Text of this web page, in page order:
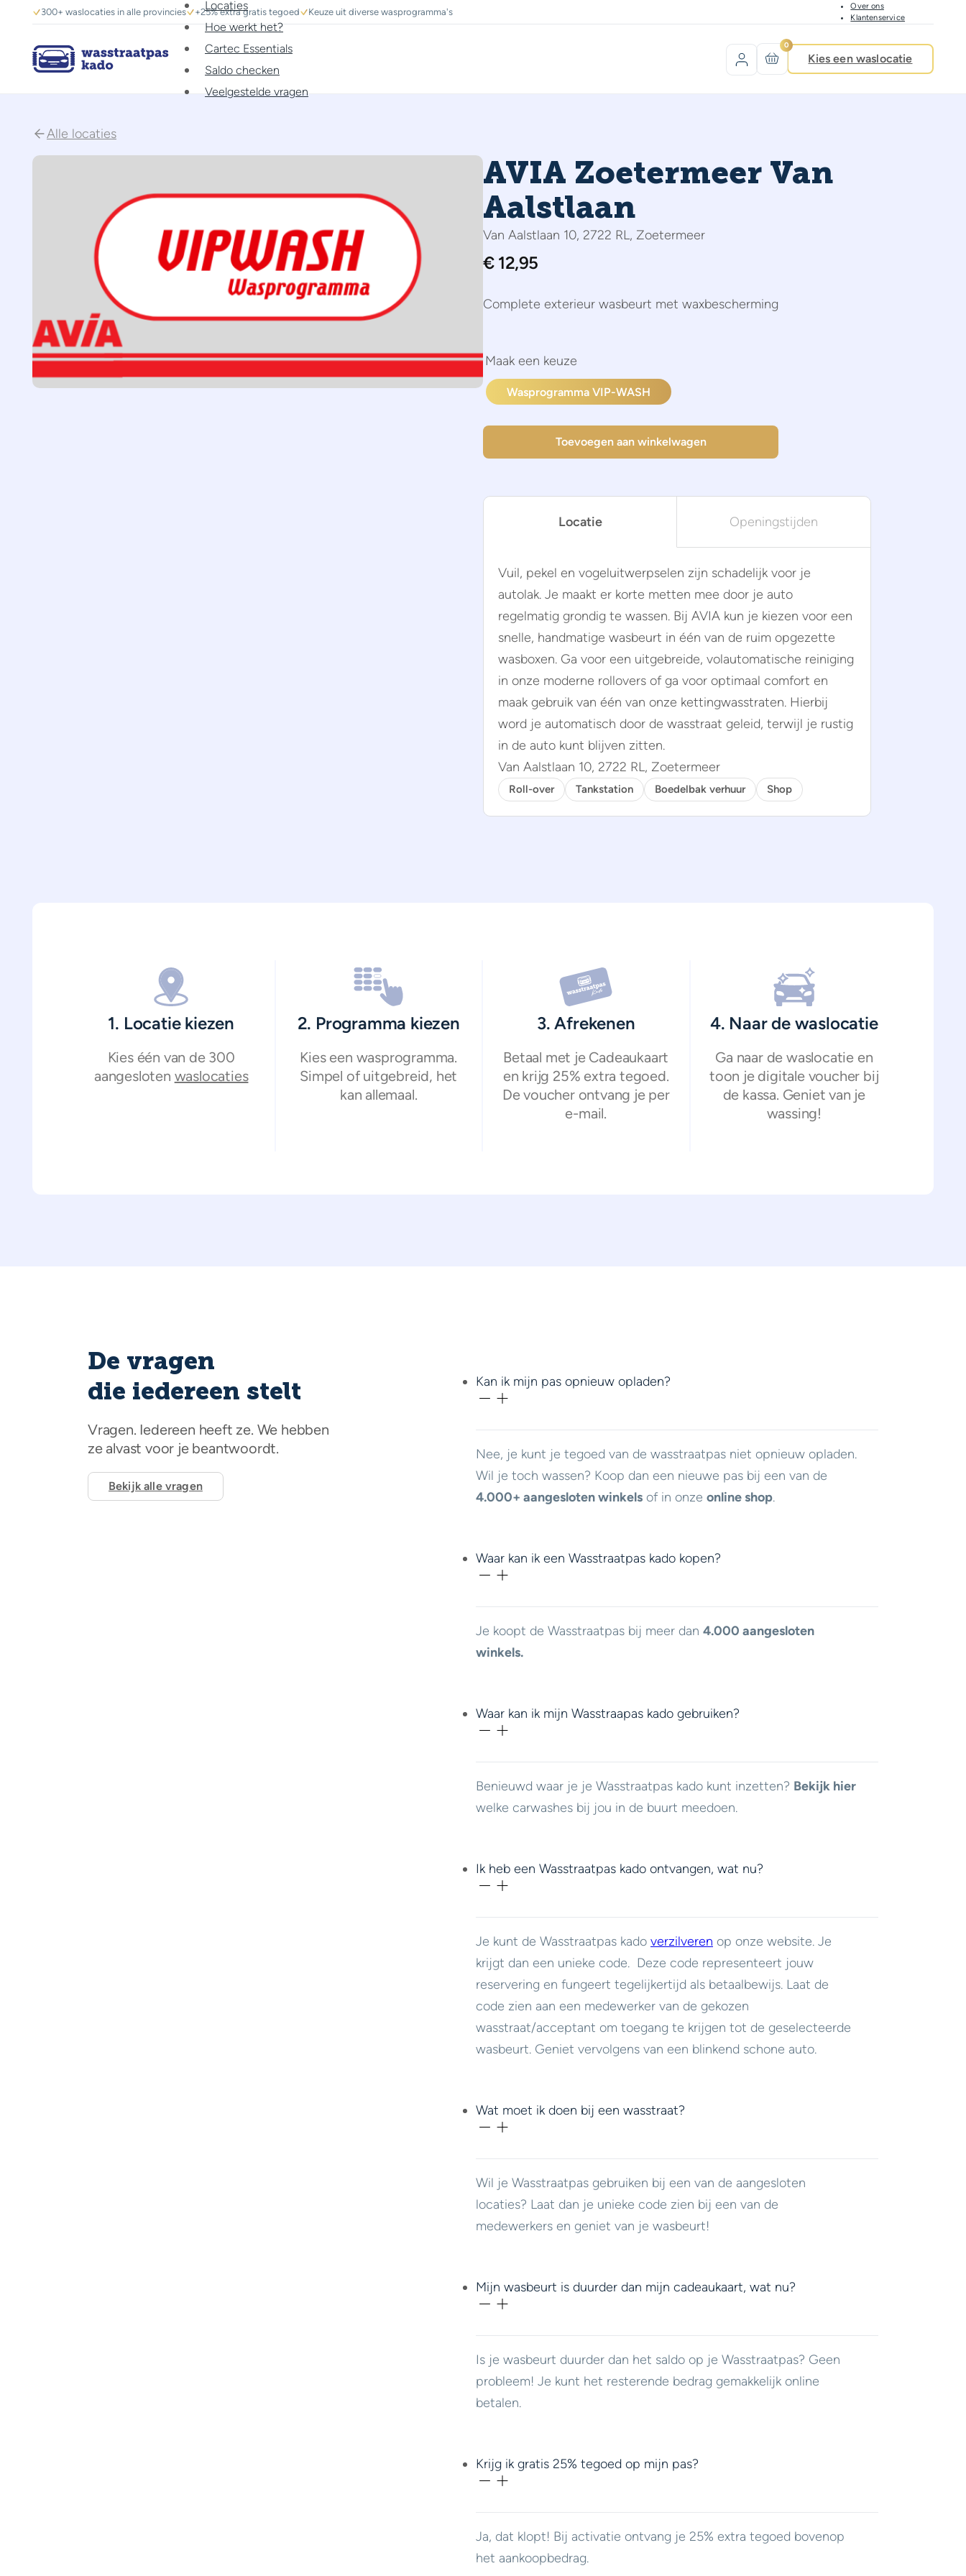
300+ waslocaties in alle provincies +25% extra gratis tegoed Keuze uit diverse wasprogramma's
Over ons
Klantenservice
Locaties
Hoe werkt het?
Cartec Essentials
Saldo checken
Veelgestelde vragen
0
Kies een waslocatie
Alle locaties
AVIA Zoetermeer Van
Aalstlaan
Van Aalstlaan 10, 2722 RL, Zoetermeer
Complete exterieur wasbeurt met waxbescherming
€12,95
Wasprogramma VIP-WASH
Toevoegen aan winkelwagen
Locatie Openingstijden
Vuil, pekel en vogeluitwerpselen zijn schadelijk voor je
autolak. Je maakt er korte metten mee door je auto
regelmatig grondig te wassen. Bij AVIA kun je kiezen voor een
snelle, handmatige wasbeurt in één van de ruim opgezette
wasboxen. Ga voor een uitgebreide, volautomatische reiniging
in onze moderne rollovers of ga voor optimaal comfort en
maak gebruik van één van onze kettingwasstraten. Hierbij
word je automatisch door de wasstraat geleid, terwijl je rustig
in de auto kunt blijven zitten.
Van Aalstlaan 10, 2722 RL, Zoetermeer
Roll-over Tankstation Boedelbak verhuur Shop
1. Locatie kiezen
Kies één van de 300
aangesloten waslocaties
2. Programma kiezen
Kies een wasprogramma.
Simpel of uitgebreid, het
kan allemaal.
3. Afrekenen
Betaal met je Cadeaukaart
en krijg 25% extra tegoed.
De voucher ontvang je per
e-mail.
4. Naar de waslocatie
Ga naar de waslocatie en
toon je digitale voucher bij
de kassa. Geniet van je
wassing!
De vragen
die iedereen stelt
Vragen. Iedereen heeft ze. We hebben
ze alvast voor je beantwoordt.
Bekijk alle vragen
Kan ik mijn pas opnieuw opladen?
Nee, je kunt je tegoed van de wasstraatpas niet opnieuw opladen.
Wil je toch wassen? Koop dan een nieuwe pas bij een van de
4.000+ aangesloten winkels of in onze online shop.
Waar kan ik een Wasstraatpas kado kopen?
Je koopt de Wasstraatpas bij meer dan 4.000 aangesloten
winkels.
Waar kan ik mijn Wasstraapas kado gebruiken?
Benieuwd waar je je Wasstraatpas kado kunt inzetten? Bekijk hier
welke carwashes bij jou in de buurt meedoen.
Ik heb een Wasstraatpas kado ontvangen, wat nu?
Je kunt de Wasstraatpas kado verzilveren op onze website. Je
krijgt dan een unieke code. Deze code representeert jouw
reservering en fungeert tegelijkertijd als betaalbewijs. Laat de
code zien aan een medewerker van de gekozen
wasstraat/acceptant om toegang te krijgen tot de geselecteerde
wasbeurt. Geniet vervolgens van een blinkend schone auto.
Wat moet ik doen bij een wasstraat?
Wil je Wasstraatpas gebruiken bij een van de aangesloten
locaties? Laat dan je unieke code zien bij een van de
medewerkers en geniet van je wasbeurt!
Mijn wasbeurt is duurder dan mijn cadeaukaart, wat nu?
Is je wasbeurt duurder dan het saldo op je Wasstraatpas? Geen
probleem! Je kunt het resterende bedrag gemakkelijk online
betalen.
Krijg ik gratis 25% tegoed op mijn pas?
Ja, dat klopt! Bij activatie ontvang je 25% extra tegoed bovenop
het aankoopbedrag.